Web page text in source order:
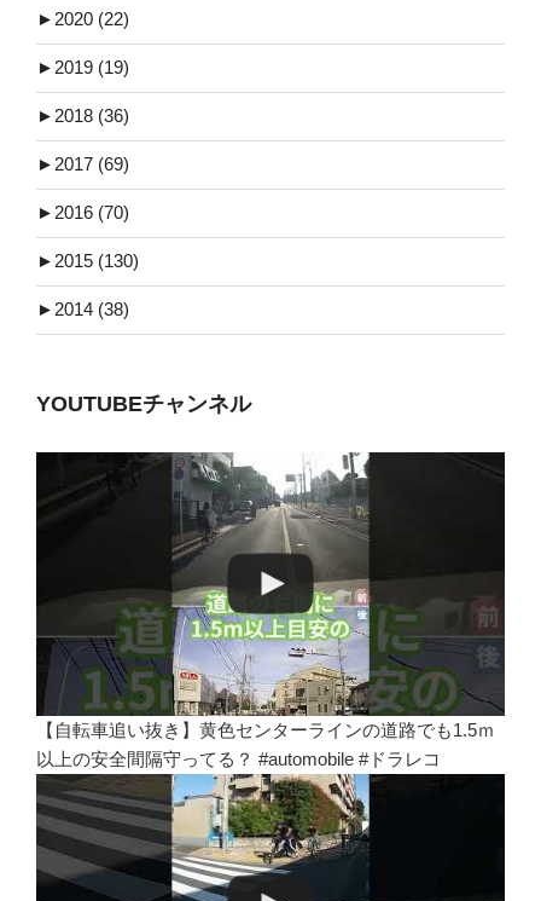
► 2020 (22)
► 2019 (19)
► 2018 (36)
► 2017 (69)
► 2016 (70)
► 2015 (130)
► 2014 (38)
YOUTUBEチャンネル
【自転車追い抜き】黄色センターラインの道路でも1.5ｍ
以上の安全間隔守ってる？ #automobile #ドラレコ